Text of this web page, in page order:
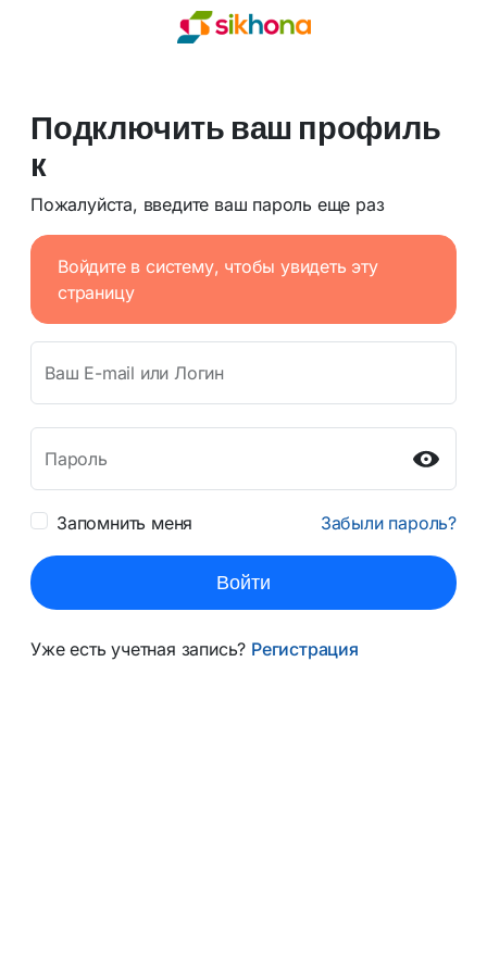
Подключить ваш профиль
к
Пожалуйста, введите ваш пароль еще раз
Войдите в систему, чтобы увидеть эту
страницу
Ваш E-mail или Логин
Пароль
Запомнить меня Забыли пароль?
Войти
Уже есть учетная запись? Регистрация